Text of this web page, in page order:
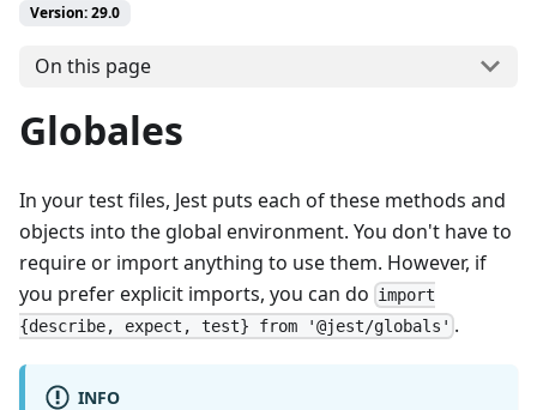
Version: 29.0
On this page
Globales
In your test files, Jest puts each of these methods and
objects into the global environment. You don't have to
require or import anything to use them. However, if
you prefer explicit imports, you can do import
{describe, expect, test} from '@jest/globals' .
INFO